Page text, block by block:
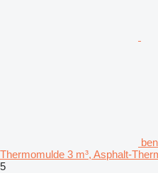
Thermomulde 3 m³, Asphalt-
5